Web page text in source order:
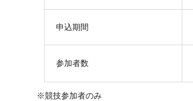
申込期間
参加者数
※競技参加者のみ